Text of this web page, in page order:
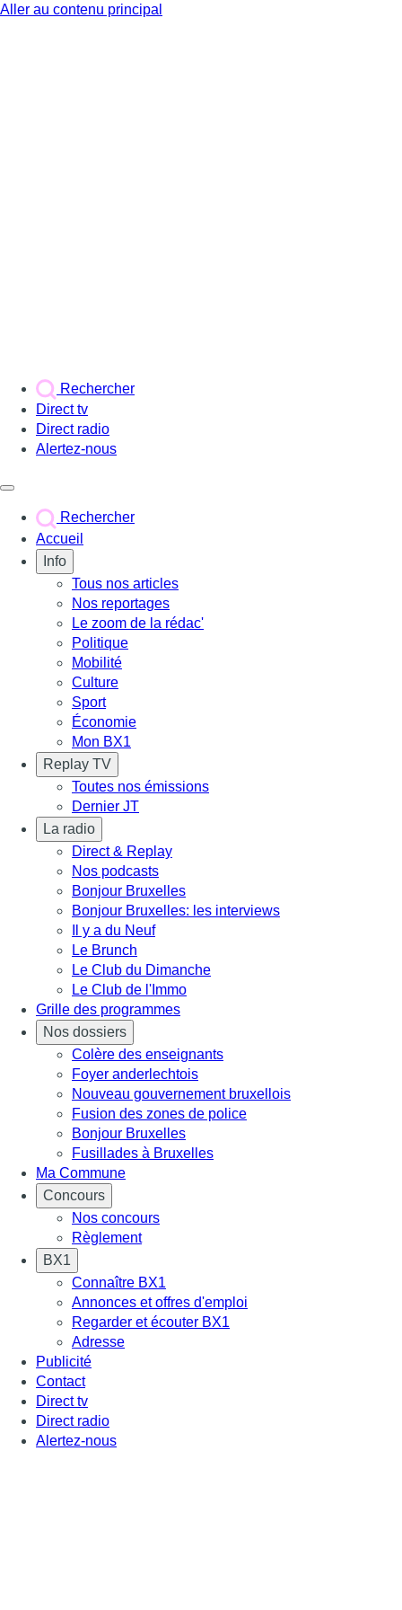
Aller au contenu principal
Rechercher
Direct tv
Direct radio
Alertez-nous
Rechercher
Accueil
Info
Tous nos articles
Nos reportages
Le zoom de la rédac'
Politique
Mobilité
Culture
Sport
Économie
Mon BX1
Replay TV
Toutes nos émissions
Dernier JT
La radio
Direct & Replay
Nos podcasts
Bonjour Bruxelles
Bonjour Bruxelles: les interviews
Il y a du Neuf
Le Brunch
Le Club du Dimanche
Le Club de l'Immo
Grille des programmes
Nos dossiers
Colère des enseignants
Foyer anderlechtois
Nouveau gouvernement bruxellois
Fusion des zones de police
Bonjour Bruxelles
Fusillades à Bruxelles
Ma Commune
Concours
Nos concours
Règlement
BX1
Connaître BX1
Annonces et offres d'emploi
Regarder et écouter BX1
Adresse
Publicité
Contact
Direct tv
Direct radio
Alertez-nous